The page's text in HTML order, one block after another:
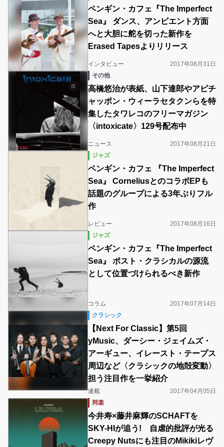
ペンギン・カフェ『The Imperfect
Sea』 ダンス、アンビエント方面
へと大胆に舵を切った新作を
Erased Tapesよりリリース
インタビュー
2017年08月31日
その他
高橋悠治が表紙、山下達郎やアピチ
ャッポン・ウィーラセタクンらを特
集したタワレコのフリーマガジン
〈intoxicate〉129号配布中
ニュース
2017年08月21日
ジャズ
ペンギン・カフェ 『The Imperfect
Sea』 CorneliusとのコラボEPも
話題のグループによる3年ぶりフル
作
レビュー
2017年08月16日
ジャズ
ペンギン・カフェ『The Imperfect
Sea』 ポスト・クラシカルの源流
として位置づけられるべき新作
コラム
2017年07月14日
クラシック
【Next For Classic】第5回
yMusic、ダーシー・ジェイムズ・
アーギュー、イレースト・テープス
周辺など〈クラシックの地殻変動〉
担う注目作を一挙紹介
連載
2017年04月05日
邦楽
今井寿×藤井麻輝のSCHAFTを
SKY-HIが追う! 自虐的批評が光る
Creepy Nutsにも注目のMikikiレヴ